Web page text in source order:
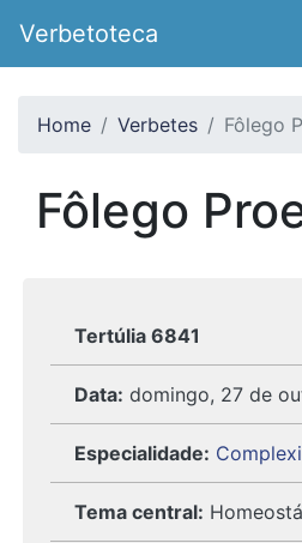
Verbetoteca
Home Verbetes Fôlego
Fôlego
Tertúlia 6841
Data: domingo, 27 de
Especialidade:
Tema central: